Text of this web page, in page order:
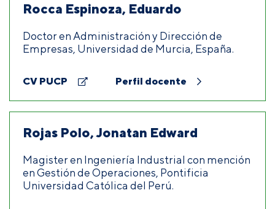
Rocca Espinoza, Eduardo
Doctor en Administración y Dirección de
Empresas, Universidad de Murcia, España.
CV PUCP Perfil docente
Rojas Polo, Jonatan Edward
Magister en Ingeniería Industrial con mención
en Gestión de Operaciones, Pontificia
Universidad Católica del Perú.